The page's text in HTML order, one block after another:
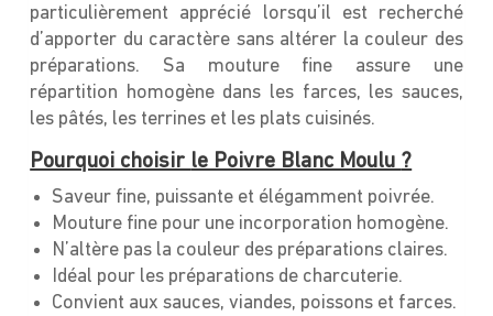
particulièrement apprécié lorsqu’il est recherché
d’apporter du caractère sans altérer la couleur des
préparations. Sa mouture fine assure une
répartition homogène dans les farces, les sauces,
les pâtés, les terrines et les plats cuisinés.
Pourquoi choisir le Poivre Blanc Moulu ?
Saveur fine, puissante et élégamment poivrée.
Mouture fine pour une incorporation homogène.
N’altère pas la couleur des préparations claires.
Idéal pour les préparations de charcuterie.
Convient aux sauces, viandes, poissons et farces.